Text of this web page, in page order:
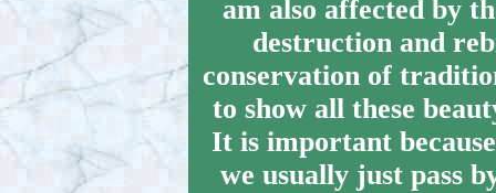
am also affected by
destruction and
conservation of
to show all these
It is important
we usually just pass